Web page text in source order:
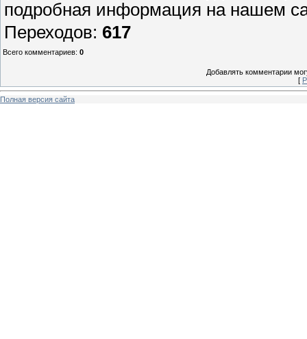
подробная информация на нашем
Переходов: 617
Всего комментариев: 0
Добавлять комментарии
[
Полная версия сайта